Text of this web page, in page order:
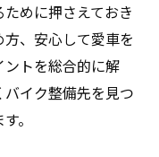
めに押さえておき
、安心して愛車を
トを総合的に解
イク整備先を見つ
。